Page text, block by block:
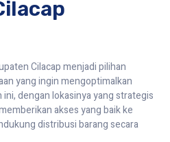
Cilacap menjadi pilihan
yang ingin mengoptimalkan
ini, dengan lokasinya yang strategis
akses yang baik ke
distribusi barang secara